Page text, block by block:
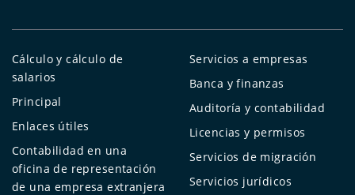
Cálculo y cálculo de
salarios
Principal
Enlaces útiles
Contabilidad en una
oficina de representación
de una empresa extranjera
Servicios a empresas
Banca y finanzas
Auditoría y contabilidad
Licencias y permisos
Servicios de migración
Servicios jurídicos